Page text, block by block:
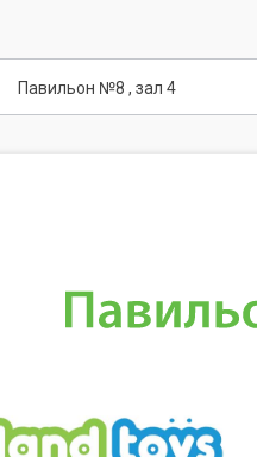
Павильон №8 , зал 4